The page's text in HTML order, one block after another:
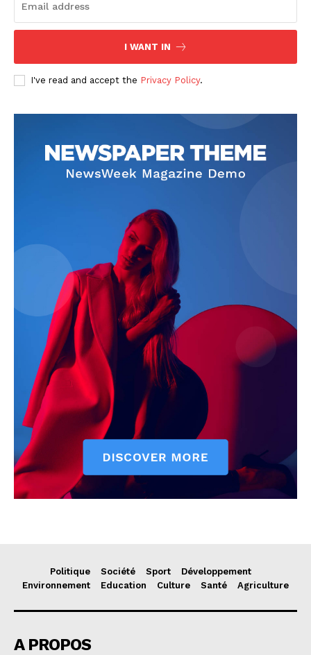
I WANT IN
I've read and accept the Privacy Policy.
Politique Société Sport
Développement
Environnement
Education Culture Santé Agriculture
A PROPOS